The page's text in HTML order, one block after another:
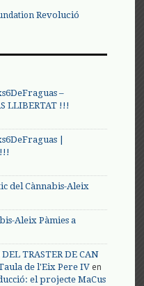
Revolució
–
LLIBERTAT !!!
|
del Cànnabis-Aleix
Aleix Pàmies a
TRASTER DE CAN
Taula de l'Eix Pere IV en
el projecte MaCus